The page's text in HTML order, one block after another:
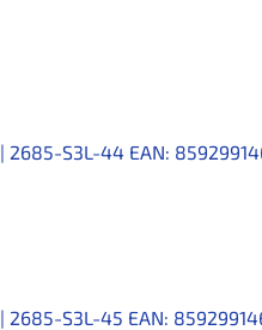
| 2685-S3L-44 EAN:
| 2685-S3L-45 EAN: